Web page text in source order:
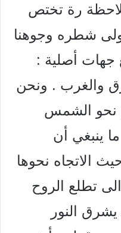
رة تختص
شطره وجوهنا
جهات أصلية :
والغرب . ونحن
نحو الشمس
ينبغي أن
الاتجاه نحوها
تطلع الروح
النور